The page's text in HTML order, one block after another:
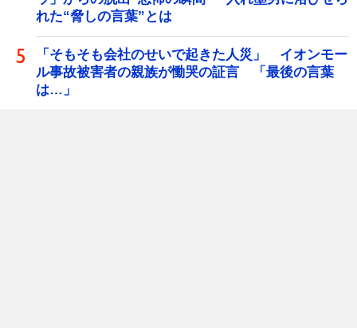
れた“脅しの言葉”とは
「そもそも会社のせいで起きた人災」 イオンモー
ル事故被害者の親族が慟哭の証言 「最後の言葉
は…」